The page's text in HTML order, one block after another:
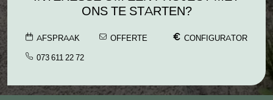
ONS TE STARTEN?
AFSPRAAK OFFERTE
CONFIGURATOR
073 611 22 72